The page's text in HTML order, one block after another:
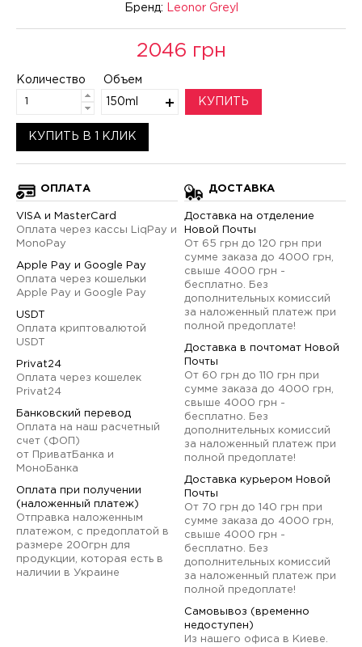
Бренд:
Leonor Greyl
2046 грн
Количество Объем
150ml КУПИТЬ
КУПИТЬ В 1 КЛИК
ОПЛАТА
VISA и MasterCard
Оплата через кассы LiqPay и
MonoPay
Apple Pay и Google Pay
Оплата через кошельки
Apple Pay и Google Pay
USDT
Оплата криптовалютой
USDT
Privat24
Оплата через кошелек
Privat24
Банковский перевод
Оплата на наш расчетный
счет (ФОП)
от ПриватБанка и
МоноБанка
Оплата при получении
(наложенный платеж)
Отправка наложенным
платежом, с предоплатой в
размере 200грн для
продукции, которая есть в
наличии в Украине
ДОСТАВКА
Доставка на отделение
Новой Почты
От 65 грн до 120 грн при
сумме заказа до 4000 грн,
свыше 4000 грн -
бесплатно. Без
дополнительных комиссий
за наложенный платеж при
полной предоплате!
Доставка в почтомат Новой
Почты
От 60 грн до 110 грн при
сумме заказа до 4000 грн,
свыше 4000 грн -
бесплатно. Без
дополнительных комиссий
за наложенный платеж при
полной предоплате!
Доставка курьером Новой
Почты
От 70 грн до 140 грн при
сумме заказа до 4000 грн,
свыше 4000 грн -
бесплатно. Без
дополнительных комиссий
за наложенный платеж при
полной предоплате!
Самовывоз (временно
недоступен)
Из нашего офиса в Киеве.